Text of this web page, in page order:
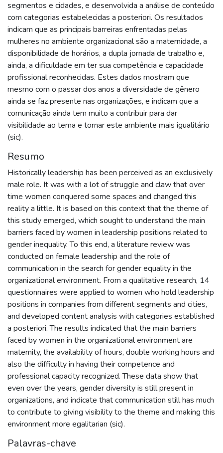
segmentos e cidades, e desenvolvida a análise de conteúdo
com categorias estabelecidas a posteriori. Os resultados
indicam que as principais barreiras enfrentadas pelas
mulheres no ambiente organizacional são a maternidade, a
disponibilidade de horários, a dupla jornada de trabalho e,
ainda, a dificuldade em ter sua competência e capacidade
profissional reconhecidas. Estes dados mostram que
mesmo com o passar dos anos a diversidade de gênero
ainda se faz presente nas organizações, e indicam que a
comunicação ainda tem muito a contribuir para dar
visibilidade ao tema e tornar este ambiente mais igualitário
(sic).
Resumo
Historically leadership has been perceived as an exclusively
male role. It was with a lot of struggle and claw that over
time women conquered some spaces and changed this
reality a little. It is based on this context that the theme of
this study emerged, which sought to understand the main
barriers faced by women in leadership positions related to
gender inequality. To this end, a literature review was
conducted on female leadership and the role of
communication in the search for gender equality in the
organizational environment. From a qualitative research, 14
questionnaires were applied to women who hold leadership
positions in companies from different segments and cities,
and developed content analysis with categories established
a posteriori. The results indicated that the main barriers
faced by women in the organizational environment are
maternity, the availability of hours, double working hours and
also the difficulty in having their competence and
professional capacity recognized. These data show that
even over the years, gender diversity is still present in
organizations, and indicate that communication still has much
to contribute to giving visibility to the theme and making this
environment more egalitarian (sic).
Palavras-chave